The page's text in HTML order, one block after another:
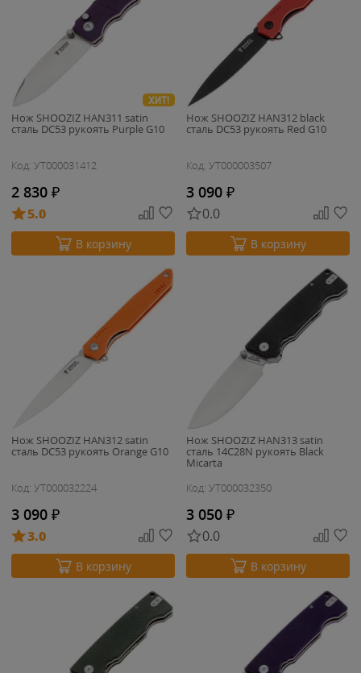
ХИТ!
Нож SHOOZIZ HAN311 satin
сталь DC53 рукоять Purple G10
Код: УТ000031412
2 830 ₽
5.0
В корзину
Нож SHOOZIZ HAN312 black
сталь DC53 рукоять Red G10
Код: УТ000003507
3 090 ₽
0.0
В корзину
Нож SHOOZIZ HAN312 satin
сталь DC53 рукоять Orange G10
Код: УТ000032224
3 090 ₽
3.0
В корзину
Нож SHOOZIZ HAN313 satin
сталь 14C28N рукоять Black
Micarta
Код: УТ000032350
3 050 ₽
0.0
В корзину